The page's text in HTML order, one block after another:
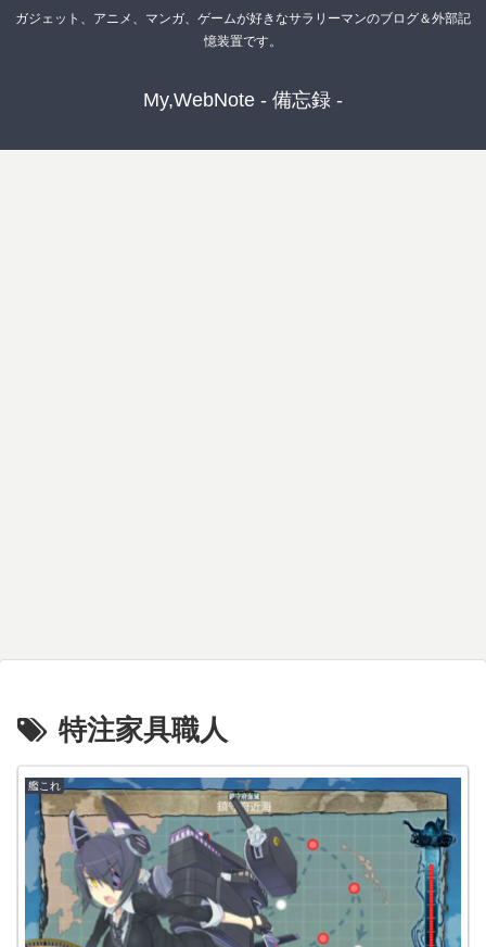
ガジェット、アニメ、マンガ、ゲームが好きなサラリーマンのブログ＆外部記
憶装置です。
My,WebNote - 備忘録 -
特注家具職人
艦これ